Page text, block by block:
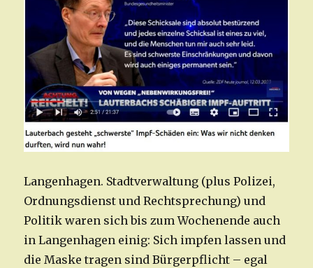
Langenhagen. Stadtverwaltung (plus Polizei,
Ordnungsdienst und Rechtsprechung) und
Politik waren sich bis zum Wochenende auch
in Langenhagen einig: Sich impfen lassen und
die Maske tragen sind Bürgerpflicht – egal